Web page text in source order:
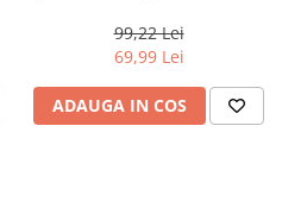
ml
99,22 Lei
69,99 Lei
ADAUGA IN COS